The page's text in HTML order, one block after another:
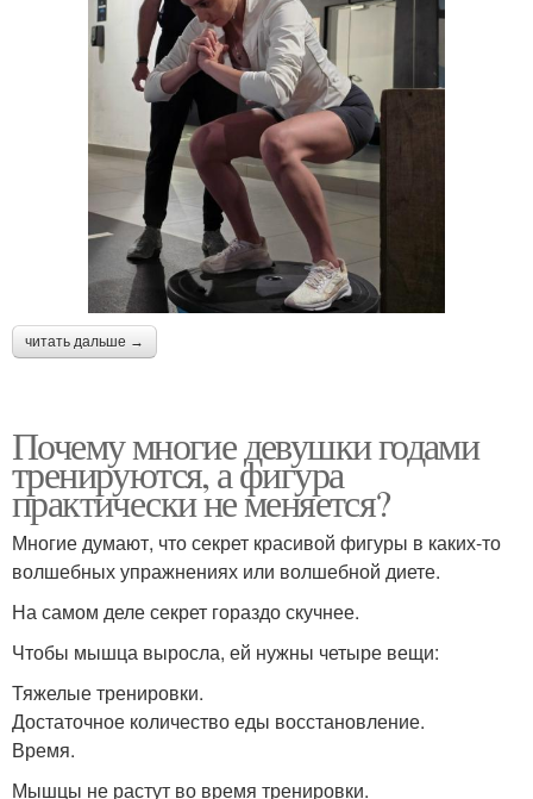
читать дальше →
Почему многие девушки годами
тренируются, а фигура
практически не меняется?
Многие думают, что секрет красивой фигуры в каких-то
волшебных упражнениях или волшебной диете.
На самом деле секрет гораздо скучнее.
Чтобы мышца выросла, ей нужны четыре вещи:
Тяжелые тренировки.
Достаточное количество еды восстановление.
Время.
Мышцы не растут во время тренировки.